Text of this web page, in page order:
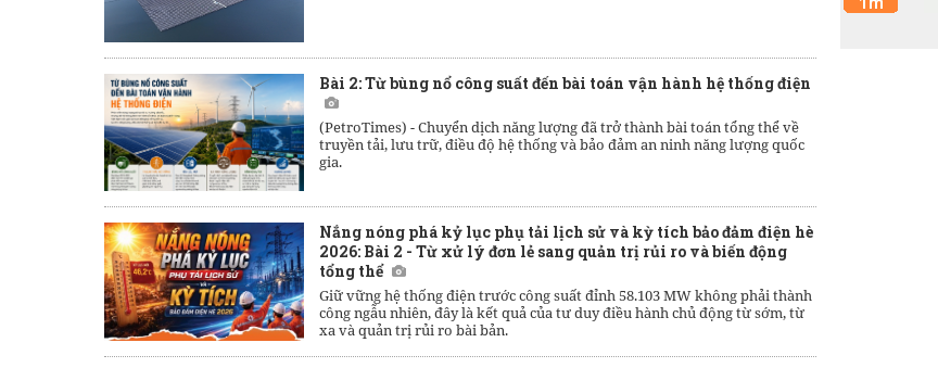
Bài 2: Từ bùng nổ công suất đến bài toán vận hành hệ thống điện
(PetroTimes) -Chuyển dịch năng lượng đã trở thành bài toán tổng thể về
truyền tải, lưu trữ, điều độ hệ thống và bảo đảm an ninh năng lượng quốc
gia.
Nắng nóng phá kỷ lục phụ tải lịch sử và kỳ tích bảo đảm điện hè
2026: Bài 2 - Từ xử lý đơn lẻ sang quản trị rủi ro và biến động
tổng thể
Giữ vững hệ thống điện trước công suất đỉnh 58.103 MW không phải thành
công ngẫu nhiên, đây là kết quả của tư duy điều hành chủ động từ sớm, từ
xa và quản trị rủi ro bài bản.